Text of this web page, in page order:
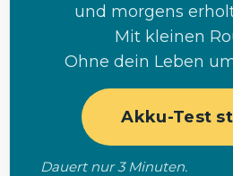
und morgens
Mit kleinen
Ohne dein Leben
Akku-Test
Dauert nur 3 Minuten.